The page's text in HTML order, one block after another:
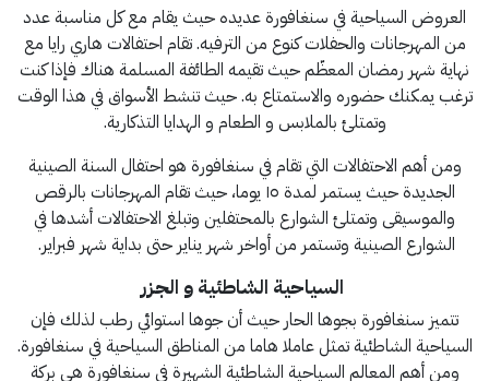
العروض السياحية في سنغافورة عديده حيث يقام مع كل مناسبة عدد
من المهرجانات والحفلات كنوع من الترفيه. تقام احتفالات هاري رايا مع
نهاية شهر رمضان المعظّم حيث تقيمه الطائفة المسلمة هناك فإذا كنت
ترغب يمكنك حضوره والاستمتاع به. حيث تنشط الأسواق في هذا الوقت
وتمتلئ بالملابس و الطعام و الهدايا التذكارية.
ومن أهم الاحتفالات التي تقام في سنغافورة هو احتفال السنة الصينية
الجديدة حيث يستمر لمدة ١٥ يوما، حيث تقام المهرجانات بالرقص
والموسيقى وتمتلئ الشوارع بالمحتفلين وتبلغ الاحتفالات أشدها في
الشوارع الصينية وتستمر من أواخر شهر يناير حتى بداية شهر فبراير.
السياحية الشاطئية و الجزر
تتميز سنغافورة بجوها الحار حيث أن جوها استوائي رطب لذلك فإن
السياحية الشاطئية تمثل عاملا هاما من المناطق السياحية في سنغافورة.
ومن أهم المعالم السياحية الشاطئية الشهيرة في سنغافورة هي بركة